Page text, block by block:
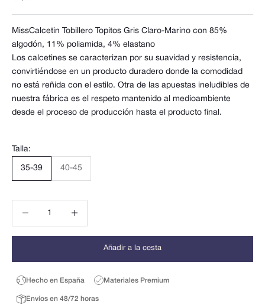
MissCalcetin Tobillero Topitos Gris Claro-Marino con 85%
algodón, 11% poliamida, 4% elastano
Los calcetines se caracterizan por su suavidad y resistencia,
convirtiéndose en un producto duradero donde la comodidad
no está reñida con el estilo. Otra de las apuestas ineludibles de
nuestra fábrica es el respeto mantenido al medioambiente
desde el proceso de producción hasta el producto final.
Talla:
35-39 40-45
Añadir a la cesta
Hecho en España Materiales Premium
Envíos en 48/72 horas